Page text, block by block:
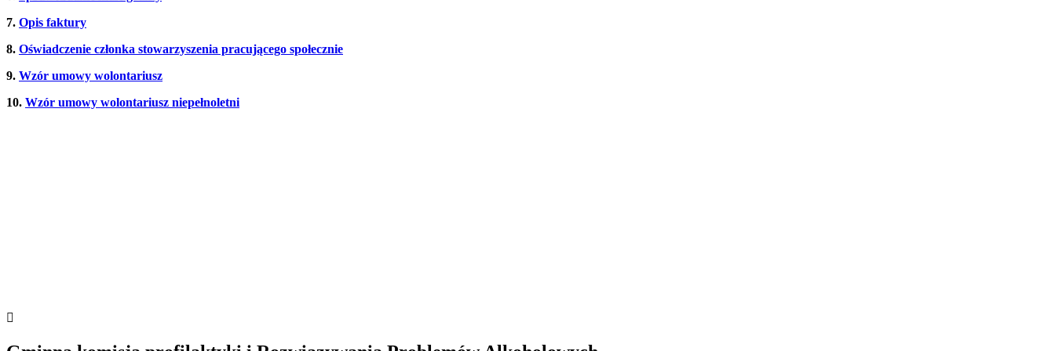
7. Opis faktury
8. Oświadczenie członka stowarzyszenia pracującego społecznie
9. Wzór umowy wolontariusz
10. Wzór umowy wolontariusz niepełnoletni
